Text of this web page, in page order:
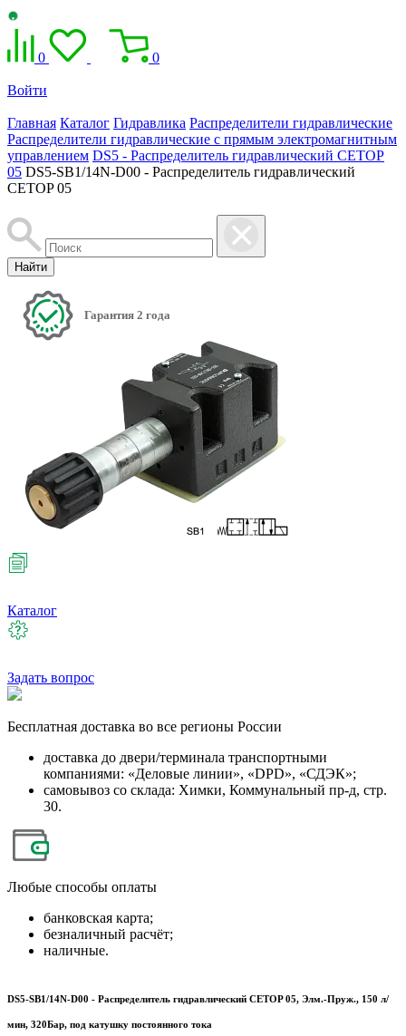
0 0
Войти
Главная Каталог Гидравлика Распределители гидравлические
Распределители гидравлические с прямым электромагнитным
управлением DS5 - Распределитель гидравлический CETOP
05 DS5-SB1/14N-D00 - Распределитель гидравлический
CETOP 05
Найти
Гарантия 2 года
Каталог
Задать вопрос
Бесплатная доставка во все регионы России
доставка до двери/терминала транспортными
компаниями: «Деловые линии», «DPD», «СДЭК»;
самовывоз со склада: Химки, Коммунальный пр-д, стр.
30.
Любые способы оплаты
банковская карта;
безналичный расчёт;
наличные.
DS5-SB1/14N-D00 - Распределитель гидравлический CETOP 05, Элм.-Пруж., 150 л/
мин, 320Бар, под катушку постоянного тока